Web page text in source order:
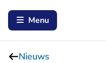
Menu
Nieuws